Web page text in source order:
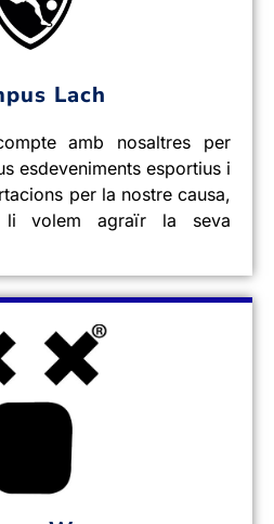
Lach
amb nosaltres per
esdeveniments esportius i
per la nostre causa,
volem agraïr la seva